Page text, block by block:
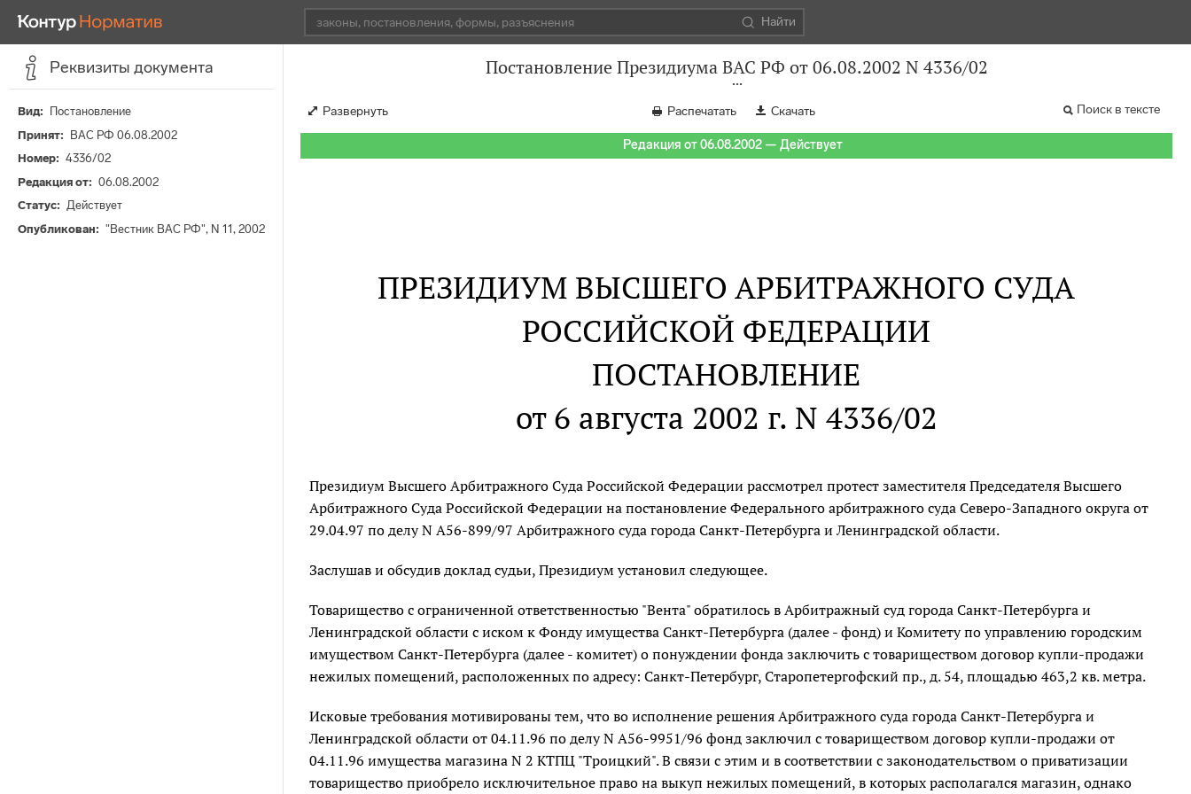
Найти
Реквизиты документа
Вид
Постановление
Принят
ВАС РФ 06.08.2002
Номер
4336/02
Редакция от
06.08.2002
Статус
Действует
Опубликован
"Вестник ВАС РФ", N 11, 2002
Постановление Президиума ВАС РФ от 06.08.2002 N 4336/02
Развернуть Распечатать Скачать Поиск в тексте
Редакция от 06.08.2002 — Действует
ПРЕЗИДИУМ ВЫСШЕГО АРБИТРАЖНОГО СУДА
РОССИЙСКОЙ ФЕДЕРАЦИИ
ПОСТАНОВЛЕНИЕ
от 6 августа 2002 г. N 4336/02
Президиум Высшего Арбитражного Суда Российской Федерации рассмотрел протест заместителя Председателя Высшего
Арбитражного Суда Российской Федерации на постановление Федерального арбитражного суда Северо-Западного округа от
29.04.97 по делу N А56-899/97 Арбитражного суда города Санкт-Петербурга и Ленинградской области.
Заслушав и обсудив доклад судьи, Президиум установил следующее.
Товарищество с ограниченной ответственностью "Вента" обратилось в Арбитражный суд города Санкт-Петербурга и
Ленинградской области с иском к Фонду имущества Санкт-Петербурга (далее - фонд) и Комитету по управлению городским
имуществом Санкт-Петербурга (далее - комитет) о понуждении фонда заключить с товариществом договор купли-продажи
нежилых помещений, расположенных по адресу: Санкт-Петербург, Старопетергофский пр., д. 54, площадью 463,2 кв. метра.
Исковые требования мотивированы тем, что во исполнение решения Арбитражного суда города Санкт-Петербурга и
Ленинградской области от 04.11.96 по делу N А56-9951/96 фонд заключил с товариществом договор купли-продажи от
04.11.96 имущества магазина N 2 КТПЦ "Троицкий". В связи с этим и в соответствии с законодательством о приватизации
товарищество приобрело исключительное право на выкуп нежилых помещений, в которых располагался магазин, однако